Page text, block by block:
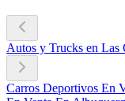
Autos y Trucks en Las
Carros Deportivos En